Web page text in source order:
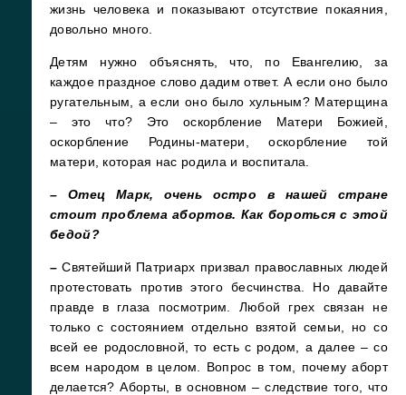
жизнь человека и показывают отсутствие покаяния,
довольно много.
Детям нужно объяснять, что, по Евангелию, за
каждое праздное слово дадим ответ. А если оно было
ругательным, а если оно было хульным? Матерщина
– это что? Это оскорбление Матери Божией,
оскорбление Родины-матери, оскорбление той
матери, которая нас родила и воспитала.
– Отец Марк, очень остро в нашей стране
стоит проблема абортов. Как бороться с этой
бедой?
–Святейший Патриарх призвал православных людей
протестовать против этого бесчинства. Но давайте
правде в глаза посмотрим. Любой грех связан не
только с состоянием отдельно взятой семьи, но со
всей ее родословной, то есть с родом, а далее – со
всем народом в целом. Вопрос в том, почему аборт
делается? Аборты, в основном – следствие того, что